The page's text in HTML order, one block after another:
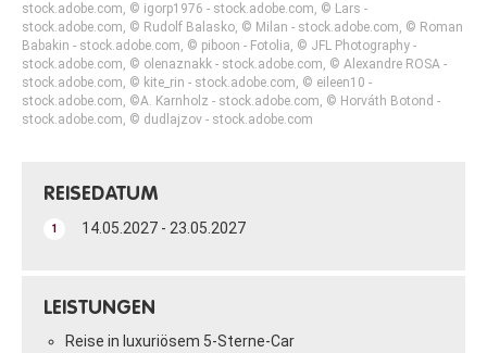
stock.adobe.com, © igorp1976 - stock.adobe.com, © Lars -
stock.adobe.com, © Rudolf Balasko, © Milan - stock.adobe.com, © Roman
Babakin - stock.adobe.com, © piboon - Fotolia, © JFL Photography -
stock.adobe.com, © olenaznakk - stock.adobe.com, © Alexandre ROSA -
stock.adobe.com, © kite_rin - stock.adobe.com, © eileen10 -
stock.adobe.com, ©A. Karnholz - stock.adobe.com, © Horváth Botond -
stock.adobe.com, © dudlajzov - stock.adobe.com
REISEDATUM
1 14.05.2027 - 23.05.2027
LEISTUNGEN
Reise in luxuriösem 5-Sterne-Car